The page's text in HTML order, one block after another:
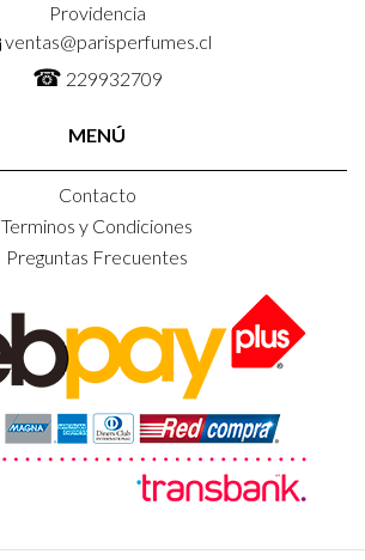
Providencia
ventas@parisperfumes.cl
☎ 229932709
MENÚ
Contacto
Terminos y Condiciones
Preguntas Frecuentes